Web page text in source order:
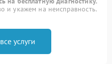
и укажем на неисправность.
услуги